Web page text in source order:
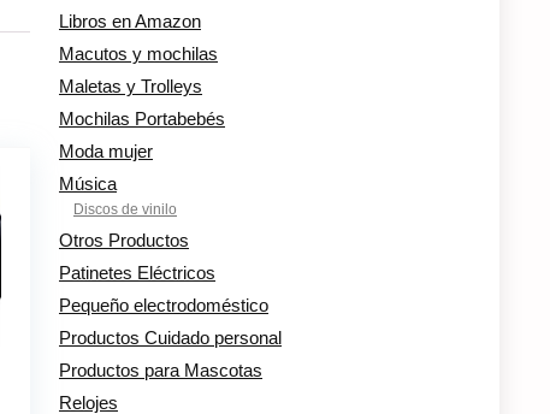
Libros en Amazon
Macutos y mochilas
Maletas y Trolleys
Mochilas Portabebés
Moda mujer
Música
Discos de vinilo
Otros Productos
Patinetes Eléctricos
Pequeño electrodoméstico
Productos Cuidado personal
Productos para Mascotas
Relojes